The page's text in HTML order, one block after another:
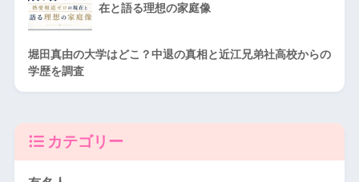
在と語る理想の家庭像
堀田真由の大学はどこ？中退の真相と近江兄弟社高校からの
学歴を調査
カテゴリー